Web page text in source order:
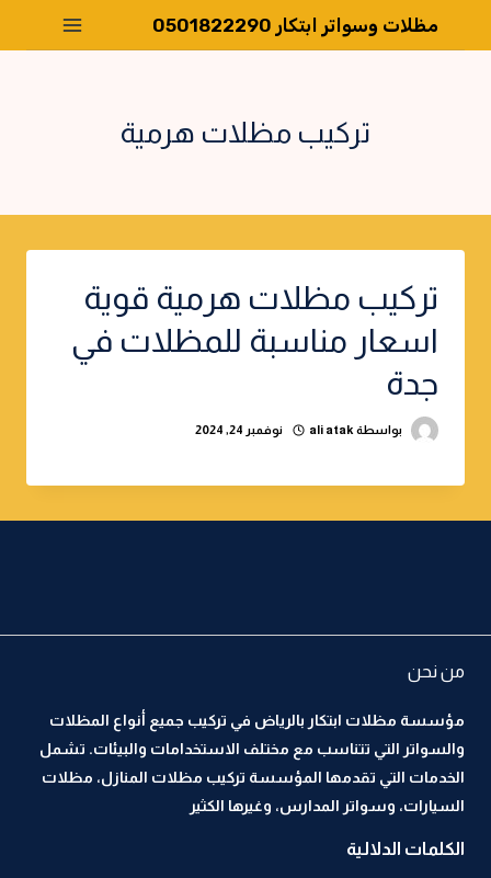
مظلات وسواتر ابتكار 0501822290
تركيب مظلات هرمية
تركيب مظلات هرمية قوية
اسعار مناسبة للمظلات في
جدة
بواسطة ali atak نوفمبر 24, 2024
من نحن
مؤسسة مظلات ابتكار بالرياض في تركيب جميع أنواع المظلات
والسواتر التي تتناسب مع مختلف الاستخدامات والبيئات. تشمل
الخدمات التي تقدمها المؤسسة تركيب مظلات المنازل، مظلات
السيارات، وسواتر المدارس، وغيرها الكثير
الكلمات الدلالية